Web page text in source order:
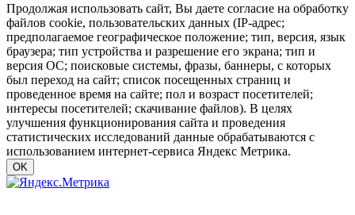
Продолжая использовать сайт, Вы даете согласие на обработку
файлов cookie, пользовательских данных (IP-адрес;
предполагаемое географическое положение; тип, версия, язык
браузера; тип устройства и разрешение его экрана; тип и
версия ОС; поисковые системы, фразы, баннеры, с которых
был переход на сайт; список посещенных страниц и
проведенное время на сайте; пол и возраст посетителей;
интересы посетителей; скачивание файлов). В целях
улучшения функционирования сайта и проведения
статистических исследований данные обрабатываются с
использованием интернет-сервиса Яндекс Метрика.
OK